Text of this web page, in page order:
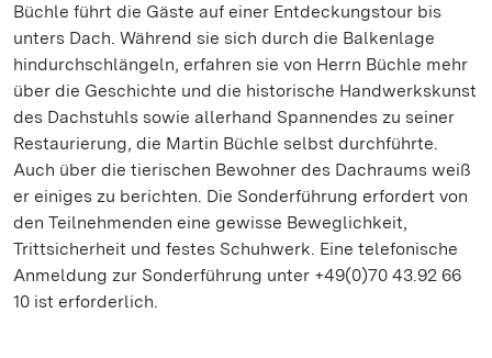
Büchle führt die Gäste auf einer Entdeckungstour bis
unters Dach. Während sie sich durch die Balkenlage
hindurchschlängeln, erfahren sie von Herrn Büchle mehr
über die Geschichte und die historische Handwerkskunst
des Dachstuhls sowie allerhand Spannendes zu seiner
Restaurierung, die Martin Büchle selbst durchführte.
Auch über die tierischen Bewohner des Dachraums weiß
er einiges zu berichten. Die Sonderführung erfordert von
den Teilnehmenden eine gewisse Beweglichkeit,
Trittsicherheit und festes Schuhwerk. Eine telefonische
Anmeldung zur Sonderführung unter +49(0)70 43.92 66
10 ist erforderlich.